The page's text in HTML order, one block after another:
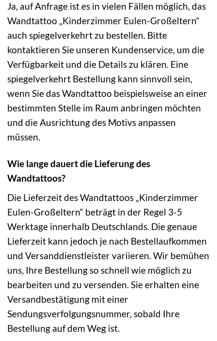
Ja, auf Anfrage ist es in vielen Fällen möglich, das
Wandtattoo „Kinderzimmer Eulen-Großeltern“
auch spiegelverkehrt zu bestellen. Bitte
kontaktieren Sie unseren Kundenservice, um die
Verfügbarkeit und die Details zu klären. Eine
spiegelverkehrt Bestellung kann sinnvoll sein,
wenn Sie das Wandtattoo beispielsweise an einer
bestimmten Stelle im Raum anbringen möchten
und die Ausrichtung des Motivs anpassen
müssen.
Wie lange dauert die Lieferung des
Wandtattoos?
Die Lieferzeit des Wandtattoos „Kinderzimmer
Eulen-Großeltern“ beträgt in der Regel 3-5
Werktage innerhalb Deutschlands. Die genaue
Lieferzeit kann jedoch je nach Bestellaufkommen
und Versanddienstleister variieren. Wir bemühen
uns, Ihre Bestellung so schnell wie möglich zu
bearbeiten und zu versenden. Sie erhalten eine
Versandbestätigung mit einer
Sendungsverfolgungsnummer, sobald Ihre
Bestellung auf dem Weg ist.